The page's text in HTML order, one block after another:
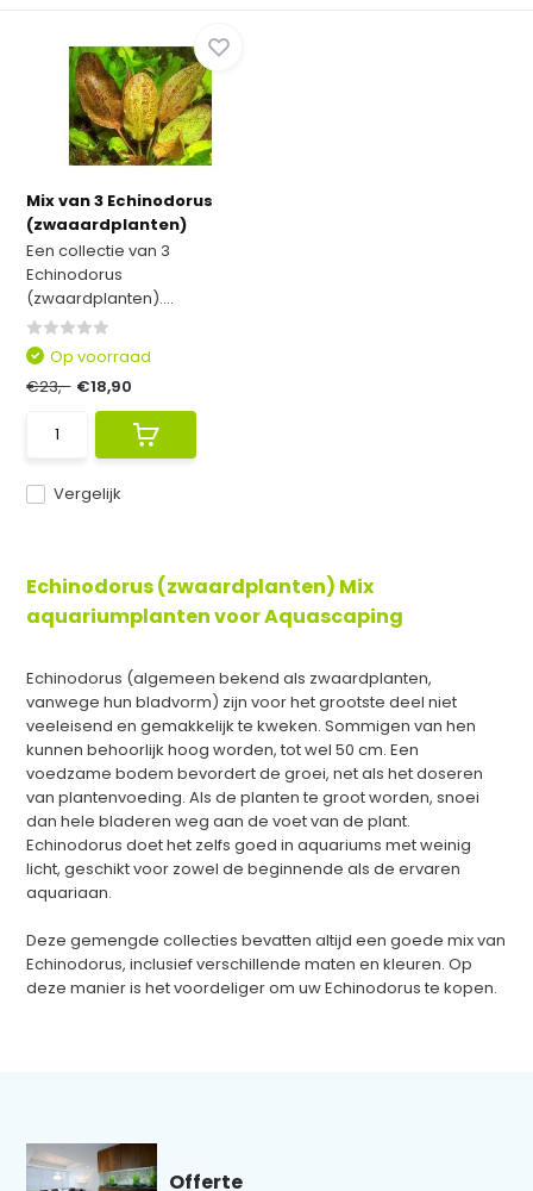
Mix van 3 Echinodorus
(zwaaardplanten)
Een collectie van 3
Echinodorus
(zwaardplanten)....
Vergelijk
Op voorraad
€23,- €18,90
Echinodorus (zwaardplanten) Mix
aquariumplanten voor Aquascaping
Echinodorus (algemeen bekend als zwaardplanten,
vanwege hun bladvorm) zijn voor het grootste deel niet
veeleisend en gemakkelijk te kweken. Sommigen van hen
kunnen behoorlijk hoog worden, tot wel 50 cm. Een
voedzame bodem bevordert de groei, net als het doseren
van plantenvoeding. Als de planten te groot worden, snoei
dan hele bladeren weg aan de voet van de plant.
Echinodorus doet het zelfs goed in aquariums met weinig
licht, geschikt voor zowel de beginnende als de ervaren
aquariaan.
Deze gemengde collecties bevatten altijd een goede mix van
Echinodorus, inclusief verschillende maten en kleuren. Op
deze manier is het voordeliger om uw Echinodorus te kopen.
Offerte